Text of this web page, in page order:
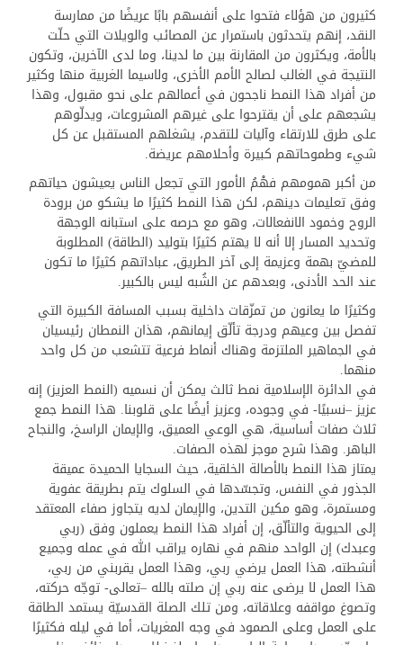
كثيرون من هؤلاء فتحوا على أنفسهم بابًا عريضًا من ممارسة
النقد، إنهم يتحدثون باستمرار عن المصائب والويلات التي حلّت
بالأمة، ويكثرون من المقارنة بين ما لدينا، وما لدى الآخرين، وتكون
النتيجة في الغالب لصالح الأمم الأخرى، ولاسيما الغربية منها وكثير
من أفراد هذا النمط ناجحون في أعمالهم على نحو مقبول، وهذا
يشجعهم على أن يقترحوا على غيرهم المشروعات، ويدلّوهم
على طرق للارتقاء وآليات للتقدم، يشغلهم المستقبل عن كل
شيء وطموحاتهم كبيرة وأحلامهم عريضة.
من أكبر همومهم فهْمُ الأمور التي تجعل الناس يعيشون حياتهم
وفق تعليمات دينهم، لكن هذا النمط كثيرًا ما يشكو من برودة
الروح وخمود الانفعالات، وهو مع حرصه على استبانه الوجهة
وتحديد المسار إلا أنه لا يهتم كثيرًا بتوليد (الطاقة) المطلوبة
للمضيّ بهمة وعزيمة إلى آخر الطريق، عباداتهم كثيرًا ما تكون
عند الحد الأدنى، وبعدهم عن الشُبه ليس بالكبير.
وكثيرًا ما يعانون من تمزّقات داخلية بسبب المسافة الكبيرة التي
تفصل بين وعيهم ودرجة تألّق إيمانهم، هذان النمطان رئيسيان
في الجماهير الملتزمة وهناك أنماط فرعية تتشعب من كل واحد
منهما.
في الدائرة الإسلامية نمط ثالث يمكن أن نسميه (النمط العزيز) إنه
عزيز –نسبيًا- في وجوده، وعزيز أيضًا على قلوبنا. هذا النمط جمع
ثلاث صفات أساسية، هي الوعي العميق، والإيمان الراسخ، والنجاح
الباهر. وهذا شرح موجز لهذه الصفات.
يمتاز هذا النمط بالأصالة الخلقية، حيث السجايا الحميدة عميقة
الجذور في النفس، وتجسّدها في السلوك يتم بطريقة عفوية
ومستمرة، وهو مكين التدين، والإيمان لديه يتجاوز صفاء المعتقد
إلى الحيوية والتألّق، إن أفراد هذا النمط يعملون وفق (ربي
وعبدك) إن الواحد منهم في نهاره يراقب الله في عمله وجميع
أنشطته، هذا العمل يرضي ربي، وهذا العمل يقربني من ربي،
هذا العمل لا يرضى عنه ربي إن صلته بالله –تعالى- توجّه حركته،
وتصوغ مواقفه وعلاقاته، ومن تلك الصلة القدسيّة يستمد الطاقة
على العمل وعلى الصمود في وجه المغريات، أما في ليله فكثيرًا